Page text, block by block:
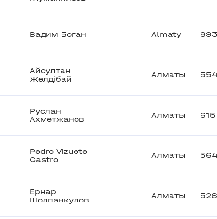
Вадим Боган Almaty 693
Айсултан
Желдібай
Алматы
Руслан
Ахметжанов
Алматы 615
Pedro Vizuete
Castro
Алматы
Ернар
Шолпанкулов
Алматы 526